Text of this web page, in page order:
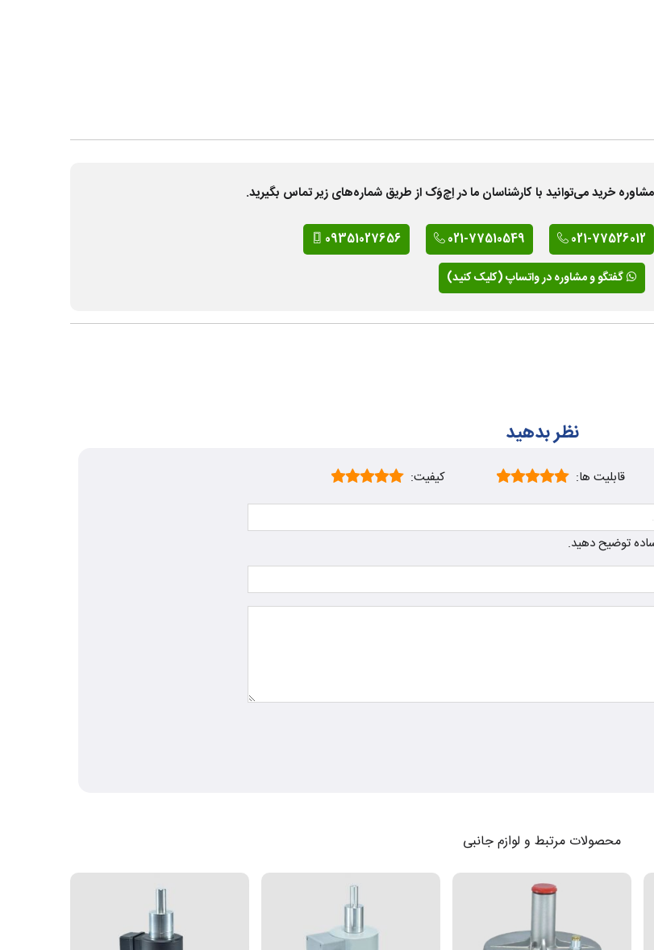
خرید می‌توانید با کارشناسان ما در اِچ‌وَک از طریق شماره‌های زیر تماس بگیرید.
021-77526012
021-77510549
09351027656
گفتگو و مشاوره در واتساپ (کلیک کنید)
نظر بدهید
قابلیت ها:
کیفیت:
ساده توضیح دهید.
محصولات مرتبط و لوازم جانبی